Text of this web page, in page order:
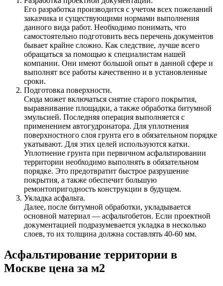
Его разработка производится с учетом всех пожеланий
заказчика и существующими нормами выполнения
данного вида работ. Необходимо понимать, что
самостоятельно подготовить весь перечень документов
бывает крайне сложно. Как следствие, лучше всего
обращаться за помощью к специалистам нашей
компании. Они имеют большой опыт в данной сфере и
выполнят все работы качественно и в установленные
сроки.
Подготовка поверхности.
Сюда может включаться снятие старого покрытия,
выравнивание площадки, а также обработка битумной
эмульсией. Последняя операция выполняется с
применением автогудронатора. Для уплотнения
поверхностного слоя грунта его в обязательном порядке
укатывают. Для этих целей используются катки.
Уплотнение грунта при первичном асфальтировании
территории необходимо выполнять в обязательном
порядке. Это предотвратит быстрое разрушение
покрытия, а также обеспечит большую
ремонтопригодность конструкции в будущем.
Укладка асфальта.
Далее, после битумной обработки, укладывается
основной материал — асфальтобетон. Если проектной
документацией подразумевается укладка в несколько
слоев, то их толщина должна составлять 40-60 мм.
Асфальтирование территории в
Москве цена за м2